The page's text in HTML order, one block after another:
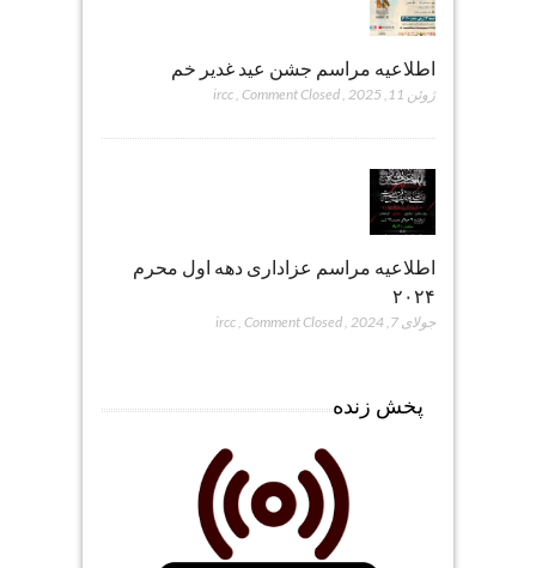
اطلاعیه مراسم جشن عید غدیر خم
ژوئن 11, 2025 ,
ircc, Comment Closed
اطلاعیه مراسم عزاداری دهه اول محرم
۲۰۲۴
جولای 7, 2024 ,
ircc, Comment Closed
پخش زنده